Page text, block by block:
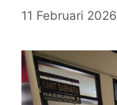
11 Februari 2026